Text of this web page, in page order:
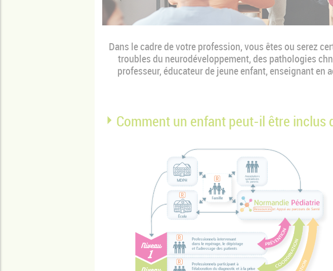
Dans le cadre de votre profession, vous êtes ou serez
troubles du neurodéveloppement, des pathologies
professeur, éducateur de jeune enfant, enseignant
Comment un enfant peut-il être inclus